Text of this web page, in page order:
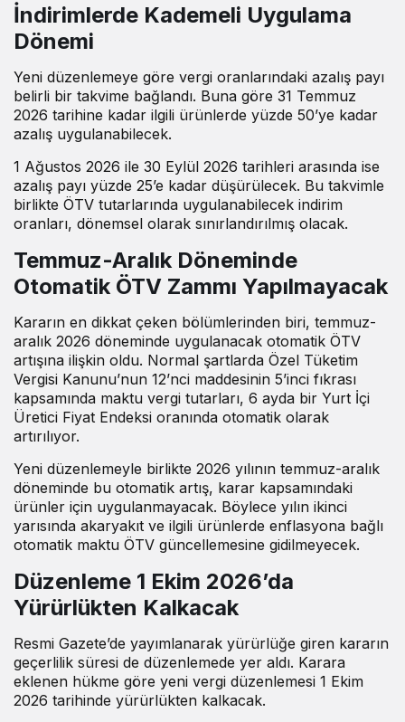
İndirimlerde Kademeli Uygulama
Dönemi
Yeni düzenlemeye göre vergi oranlarındaki azalış payı
belirli bir takvime bağlandı. Buna göre 31 Temmuz
2026 tarihine kadar ilgili ürünlerde yüzde 50’ye kadar
azalış uygulanabilecek.
1 Ağustos 2026 ile 30 Eylül 2026 tarihleri arasında ise
azalış payı yüzde 25’e kadar düşürülecek. Bu takvimle
birlikte ÖTV tutarlarında uygulanabilecek indirim
oranları, dönemsel olarak sınırlandırılmış olacak.
Temmuz-Aralık Döneminde
Otomatik ÖTV Zammı Yapılmayacak
Kararın en dikkat çeken bölümlerinden biri, temmuz-
aralık 2026 döneminde uygulanacak otomatik ÖTV
artışına ilişkin oldu. Normal şartlarda Özel Tüketim
Vergisi Kanunu’nun 12’nci maddesinin 5’inci fıkrası
kapsamında maktu vergi tutarları, 6 ayda bir Yurt İçi
Üretici Fiyat Endeksi oranında otomatik olarak
artırılıyor.
Yeni düzenlemeyle birlikte 2026 yılının temmuz-aralık
döneminde bu otomatik artış, karar kapsamındaki
ürünler için uygulanmayacak. Böylece yılın ikinci
yarısında akaryakıt ve ilgili ürünlerde enflasyona bağlı
otomatik maktu ÖTV güncellemesine gidilmeyecek.
Düzenleme 1 Ekim 2026’da
Yürürlükten Kalkacak
Resmi Gazete’de yayımlanarak yürürlüğe giren kararın
geçerlilik süresi de düzenlemede yer aldı. Karara
eklenen hükme göre yeni vergi düzenlemesi 1 Ekim
2026 tarihinde yürürlükten kalkacak.